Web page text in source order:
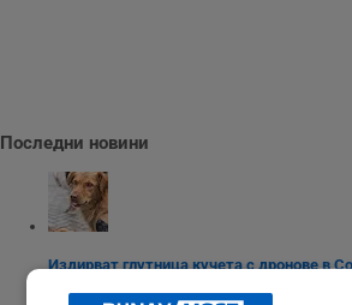
Последни новини
Издирват глутница кучета с дронове в